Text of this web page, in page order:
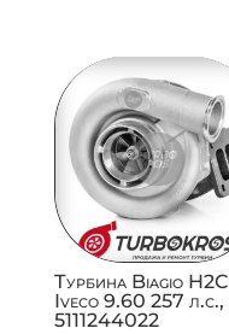
Турбина Biagio H2C
Iveco 9.60 257 л.с.,
5111244022